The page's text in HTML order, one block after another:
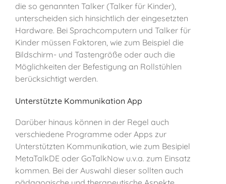
die so genannten Talker (Talker für Kinder),
unterscheiden sich hinsichtlich der eingesetzten
Hardware. Bei Sprachcomputern und Talker für
Kinder müssen Faktoren, wie zum Beispiel die
Bildschirm- und Tastengröße oder auch die
Möglichkeiten der Befestigung an Rollstühlen
berücksichtigt werden.
Unterstützte Kommunikation App
Darüber hinaus können in der Regel auch
verschiedene Programme oder Apps zur
Unterstützten Kommunikation, wie zum Besipiel
MetaTalkDE oder GoTalkNow u.v.a. zum Einsatz
kommen. Bei der Auswahl dieser sollten auch